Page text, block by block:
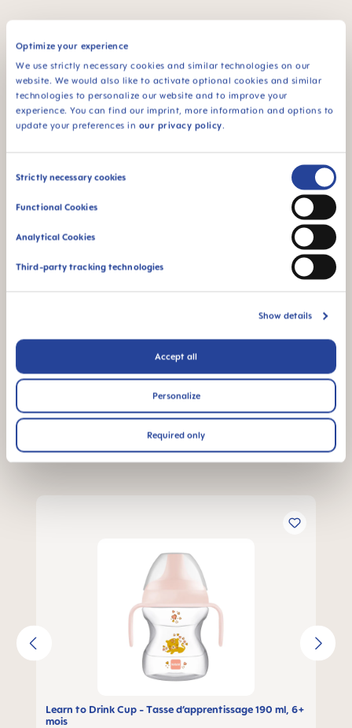
Optimize your experience
We use strictly necessary cookies and similar technologies on our
website. We would also like to activate optional cookies and similar
technologies to personalize our website and to improve your
experience. You can find our imprint, more information and options to
update your preferences in our privacy policy.
Consent
Strictly necessary cookies
Functional Cookies
Analytical Cookies
Third-party tracking technologies
Show details
Accept all
Personalize
Required only
When does baby switch over from the bottle
to the drinking cup?
AUTRES QUESTIONS ?
Envoyez-nous un message. Nous vous
Learn to Drink Cup - Tasse d’apprentissage 190 ml, 6+
mois